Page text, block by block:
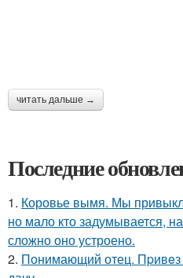
читать дальше →
Последние
1. Коровье вымя. Мы
но мало кто задумывается,
сложно оно устроено.
2. Понимающий отец.